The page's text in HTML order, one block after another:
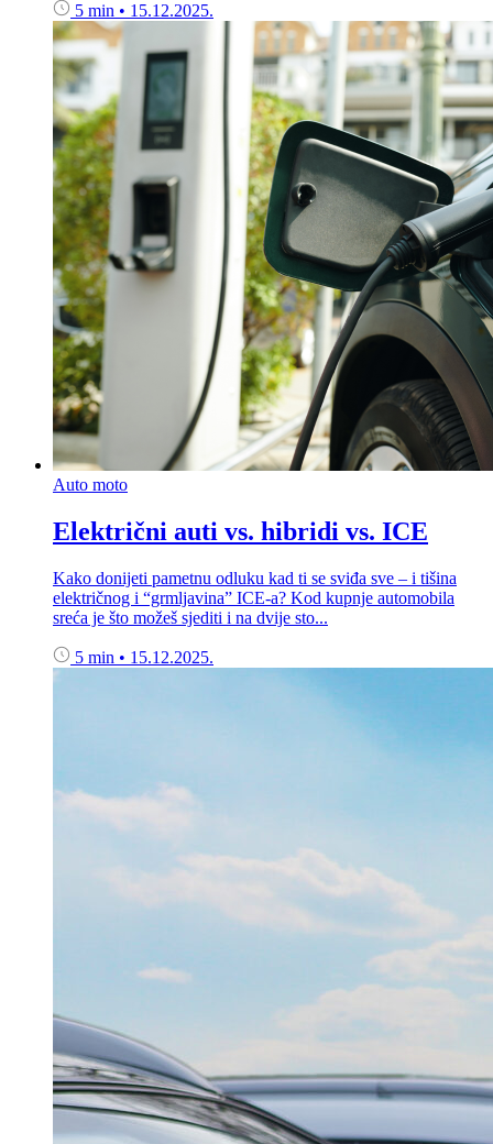
5 min • 15.12.2025.
Auto moto
Električni auti vs. hibridi vs. ICE
Kako donijeti pametnu odluku kad ti se sviđa sve – i tišina
električnog i “grmljavina” ICE-a? Kod kupnje automobila
sreća je što možeš sjediti i na dvije sto...
5 min • 15.12.2025.